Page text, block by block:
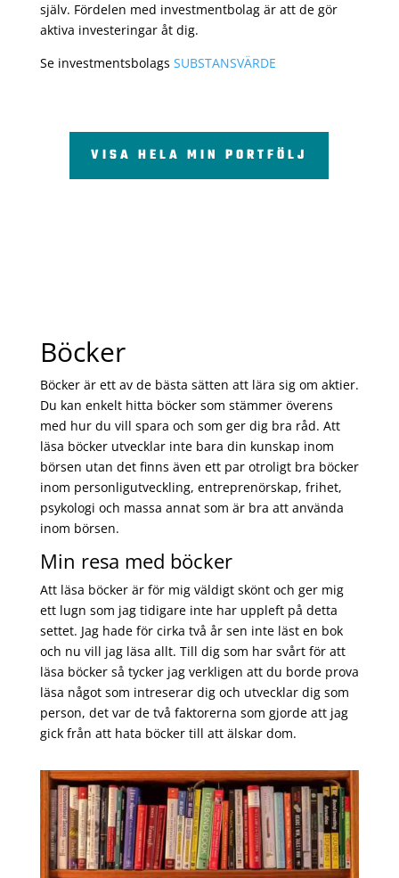
själv. Fördelen med investmentbolag är att de gör
aktiva investeringar åt dig.
Se investmentsbolags SUBSTANSVÄRDE
VISA HELA MIN PORTFÖLJ
Böcker
Böcker är ett av de bästa sätten att lära sig om aktier.
Du kan enkelt hitta böcker som stämmer överens
med hur du vill spara och som ger dig bra råd. Att
läsa böcker utvecklar inte bara din kunskap inom
börsen utan det finns även ett par otroligt bra böcker
inom personligutveckling, entreprenörskap, frihet,
psykologi och massa annat som är bra att använda
inom börsen.
Min resa med böcker
Att läsa böcker är för mig väldigt skönt och ger mig
ett lugn som jag tidigare inte har uppleft på detta
settet. Jag hade för cirka två år sen inte läst en bok
och nu vill jag läsa allt. Till dig som har svårt för att
läsa böcker så tycker jag verkligen att du borde prova
läsa något som intreserar dig och utvecklar dig som
person, det var de två faktorerna som gjorde att jag
gick från att hata böcker till att älskar dom.